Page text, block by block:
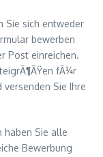
Sie sich entweder
bewerben
Post einreichen.
fÃ¼r
Sie Ihre
haben Sie alle
Bewerbung